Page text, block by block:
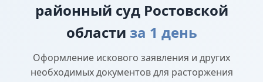
районный суд Ростовской
области за 1 день
Оформление искового заявления и других
необходимых документов для расторжения